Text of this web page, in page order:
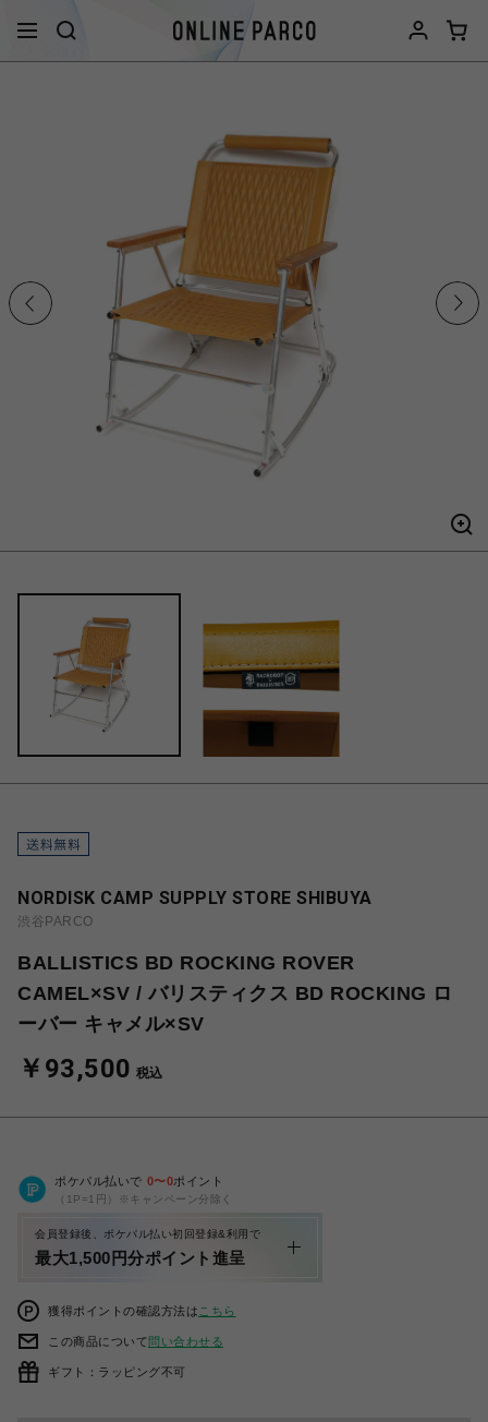
NORDISK CAMP SUPPLY STORE SHIBUYA
渋谷PARCO
BALLISTICS BD ROCKING ROVER
CAMEL×SV / バリスティクス BD ROCKING ロ
ーバー キャメル×SV
￥93,500 税込
ポケパル払いで 0〜0ポイント
（1P=1円）※キャンペーン分除く
会員登録後、ポケパル払い初回登録&利用で
最大1,500円分ポイント進呈
獲得ポイントの確認方法は こちら
この商品について問い合わせる
ギフト：ラッピング不可